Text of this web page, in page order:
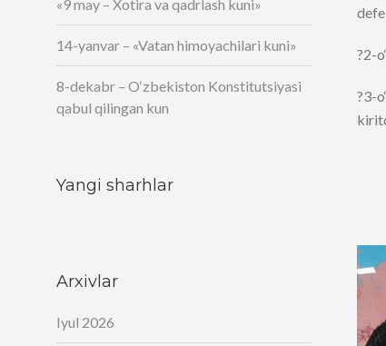
?2-
?3-
«9 may – Xotira va qadrlash kuni»
14-yanvar – «Vatan himoyachilari kuni»
8-dekabr – O‘zbekiston Konstitutsiyasi
qabul qilingan kun
Yangi sharhlar
Arxivlar
Iyul 2026